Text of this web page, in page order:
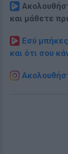
και μάθετε
Εσύ
και ότι σου